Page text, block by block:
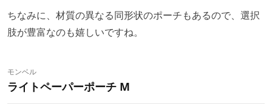
ちなみに、材質の異なる同形状のポーチもあるので、選択
肢が豊富なのも嬉しいですね。
モンベル
ライトペーパーポーチ M